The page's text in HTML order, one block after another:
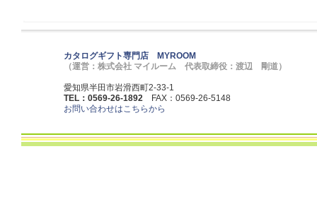
カタログギフト専門店 MYROOM
（運営：株式会社 マイルーム 代表取締役：渡辺 剛道）
愛知県半田市岩滑西町2-33-1
TEL：0569-26-1892 FAX：0569-26-5148
お問い合わせはこちらから